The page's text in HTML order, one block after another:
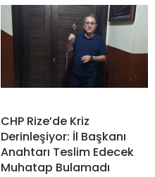
CHP Rize’de Kriz
Derinleşiyor: İl Başkanı
Anahtarı Teslim Edecek
Muhatap Bulamadı